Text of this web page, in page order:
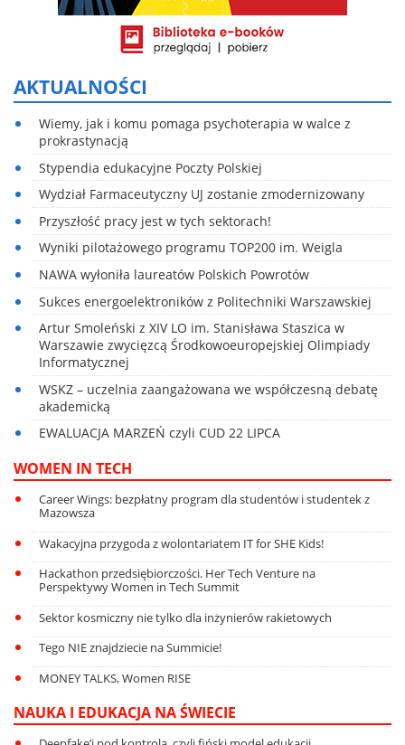
AKTUALNOŚCI
Wiemy, jak i komu pomaga psychoterapia w walce z
prokrastynacją
Stypendia edukacyjne Poczty Polskiej
Wydział Farmaceutyczny UJ zostanie zmodernizowany
Przyszłość pracy jest w tych sektorach!
Wyniki pilotażowego programu TOP200 im. Weigla
NAWA wyłoniła laureatów Polskich Powrotów
Sukces energoelektroników z Politechniki Warszawskiej
Artur Smoleński z XIV LO im. Stanisława Staszica w
Warszawie zwycięzcą Środkowoeuropejskiej Olimpiady
Informatycznej
WSKZ – uczelnia zaangażowana we współczesną debatę
akademicką
EWALUACJA MARZEŃ czyli CUD 22 LIPCA
WOMEN IN TECH
Career Wings: bezpłatny program dla studentów i studentek z
Mazowsza
Wakacyjna przygoda z wolontariatem IT for SHE Kids!
Hackathon przedsiębiorczości. Her Tech Venture na
Perspektywy Women in Tech Summit
Sektor kosmiczny nie tylko dla inżynierów rakietowych
Tego NIE znajdziecie na Summicie!
MONEY TALKS, Women RISE
NAUKA I EDUKACJA NA ŚWIECIE